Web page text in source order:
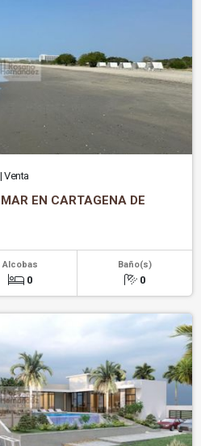
| Venta
EN CARTAGENA DE
Alcobas
0
Baño(s)
0